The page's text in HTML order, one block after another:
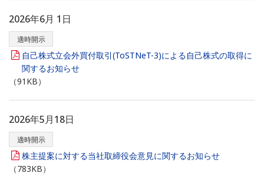
2026年6月 1日
適時開示
自己株式立会外買付取引(ToSTNeT-3)による自己株式の取得に
関するお知らせ
（91KB）
2026年5月18日
適時開示
株主提案に対する当社取締役会意見に関するお知らせ
（783KB）